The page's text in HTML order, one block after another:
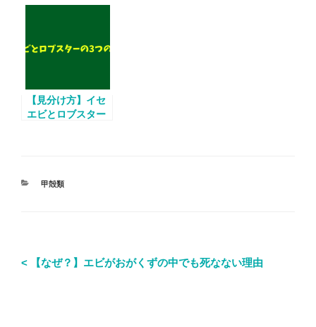
【見分け方】イセ
エビとロブスター
甲殻類
< 【なぜ？】エビがおがくずの中でも死なない理由